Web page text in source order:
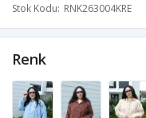
Stok Kodu RNK263004KRE
Renk